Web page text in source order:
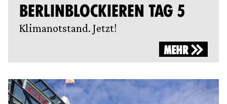
BERLINBLOCKIEREN TAG 5
Klimanotstand. Jetzt!
MEHR